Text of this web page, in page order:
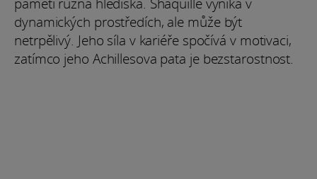
paměti různá hlediska. Shaquille vyniká v
dynamických prostředích, ale může být
netrpělivý. Jeho síla v kariéře spočívá v motivaci,
zatímco jeho Achillesova pata je bezstarostnost.